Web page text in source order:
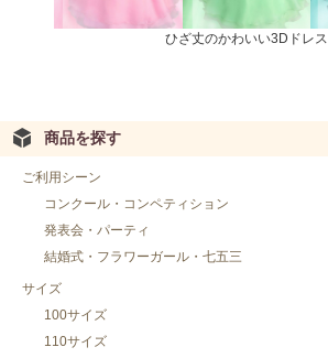
ひざ丈のかわいい3Dドレス
商品を探す
ご利用シーン
コンクール・コンペティション
発表会・パーティ
結婚式・フラワーガール・七五三
サイズ
100サイズ
110サイズ